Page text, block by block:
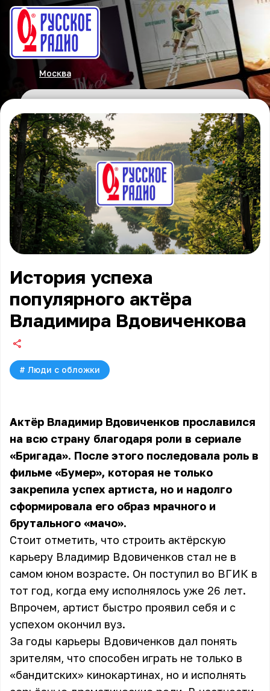
Москва
История успеха
популярного актёра
Владимира Вдовиченкова
# Люди с обложки
Актёр Владимир Вдовиченков прославился
на всю страну благодаря роли в сериале
«Бригада». После этого последовала роль в
фильме «Бумер», которая не только
закрепила успех артиста, но и надолго
сформировала его образ мрачного и
брутального «мачо».
Стоит отметить, что строить актёрскую
карьеру Владимир Вдовиченков стал не в
самом юном возрасте. Он поступил во ВГИК в
тот год, когда ему исполнялось уже 26 лет.
Впрочем, артист быстро проявил себя и с
успехом окончил вуз.
За годы карьеры Вдовиченков дал понять
зрителям, что способен играть не только в
«бандитских» кинокартинах, но и исполнять